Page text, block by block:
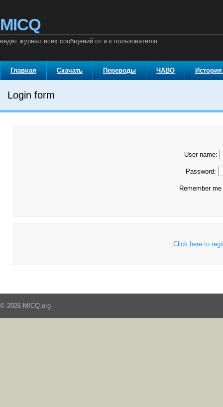
MICQ
ведёт журнал всех сообщений от и к пользователю
Главная Скачать Переводы ЧАВО
Login form
User name:
Password:
Remember
Click here to
© 2026 MICQ.org